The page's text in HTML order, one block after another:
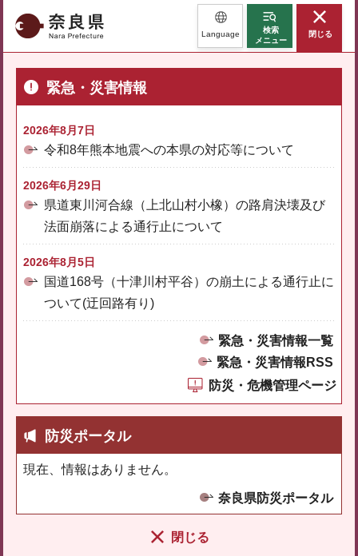
奈良県 Language
検索
メニュー
閉じる
緊急・災害情報
2026年8月7日
令和8年熊本地震への本県の対応等について
2026年6月29日
県道東川河合線（上北山村小橡）の路肩決壊及び
法面崩落による通行止について
2026年8月5日
国道168号（十津川村平谷）の崩土による通行止に
ついて(迂回路有り)
緊急・災害情報一覧
緊急・災害情報RSS
防災・危機管理ページ
防災ポータル
現在、情報はありません。
奈良県防災ポータル
閉じる